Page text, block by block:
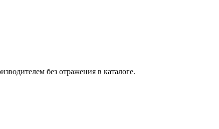
без отражения в каталоге.